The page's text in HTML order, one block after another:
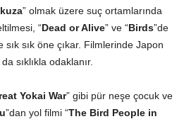
” olmak üzere suç ortamlarında
“Dead or Alive” ve “Birds”de
sık sık öne çıkar. Filmlerinde Japon
sıklıkla odaklanır.
Yokai War” gibi pür neşe çocuk ve
”dan yol filmi “The Bird People in